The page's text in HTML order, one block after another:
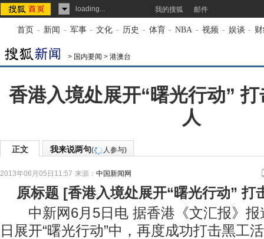
loading... 我的搜狐 邮件
首页 - 新闻 - 军事 - 文化 - 历史 - 体育 - NBA - 视频 - 娱谈 -
> 国内要闻 > 港澳台
香港入境处展开“曙光行动”
人
正文 我来说两句( 人参与)
2013年06月05日11:57 来源： 中国新闻网
原标题 [香港入境处展开“曙光行动” 打
中新网6月5日电 据香港《文汇报》报
日展开“曙光行动”中，再度成功打击黑工